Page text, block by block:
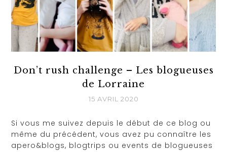
Don’t rush challenge – Les blogueuses
de Lorraine
15 AVRIL 2020
Si vous me suivez depuis le début de ce blog ou
même du précédent, vous avez pu connaître les
apero&blogs, blogtrips ou events de blogueuses